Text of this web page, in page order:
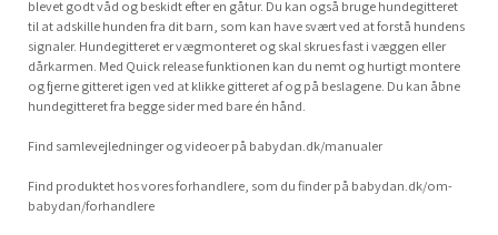
blevet godt våd og beskidt efter en gåtur. Du kan også bruge hundegitteret
til at adskille hunden fra dit barn, som kan have svært ved at forstå hundens
signaler. Hundegitteret er vægmonteret og skal skrues fast i væggen eller
dårkarmen. Med Quick release funktionen kan du nemt og hurtigt montere
og fjerne gitteret igen ved at klikke gitteret af og på beslagene. Du kan åbne
hundegitteret fra begge sider med bare én hånd.
Find samlevejledninger og videoer på babydan.dk/manualer
Find produktet hos vores forhandlere, som du finder på babydan.dk/om-
babydan/forhandlere